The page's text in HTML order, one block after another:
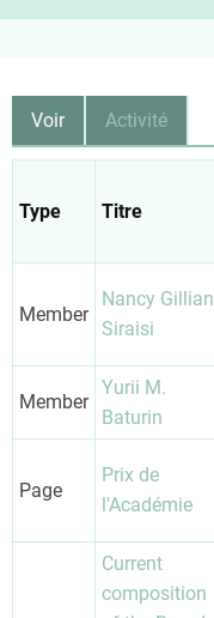
Onglets
Voir Activité
actif)
Type Titre
Member
Nancy Gillian
Siraisi
Member
Yurii M.
Baturin
Page
Prix de
l'Académie
Current
composition